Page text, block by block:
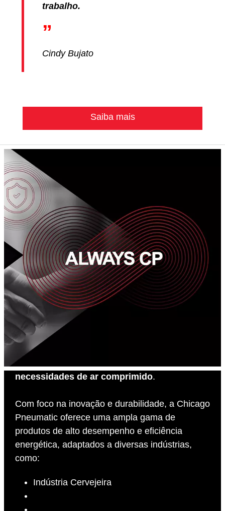
trabalho.
Cindy Bujato
Saiba mais
Sempre CP expressa nosso compromisso de
ser um
necessidades de ar comprimido.
Com foco na inovação e durabilidade, a Chicago
Pneumatic oferece uma ampla gama de
produtos de alto desempenho e eficiência
energética, adaptados a diversas indústrias,
como:
Indústria Cervejeira